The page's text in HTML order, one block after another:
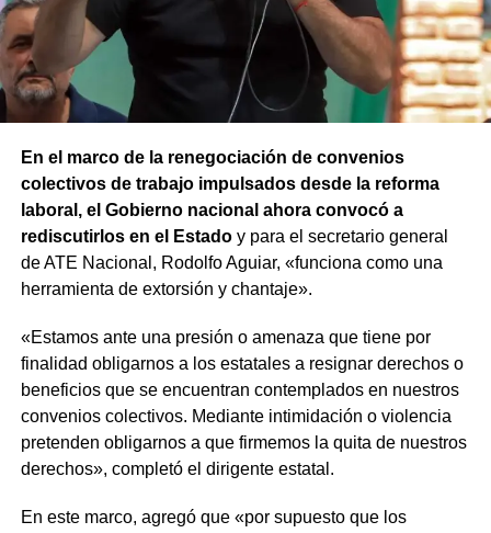
En el marco de la renegociación de convenios
colectivos de trabajo impulsados desde la reforma
laboral, el Gobierno nacional ahora convocó a
rediscutirlos en el Estadoy para el secretario general
de ATE Nacional, Rodolfo Aguiar, «funciona como una
herramienta de extorsión y chantaje».
«Estamos ante una presión o amenaza que tiene por
finalidad obligarnos a los estatales a resignar derechos o
beneficios que se encuentran contemplados en nuestros
convenios colectivos. Mediante intimidación o violencia
pretenden obligarnos a que firmemos la quita de nuestros
derechos», completó el dirigente estatal.
En este marco, agregó que «por supuesto que los